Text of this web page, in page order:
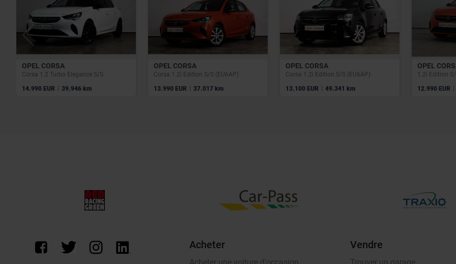
OPEL CORSA
Corsa 1.2 Turbo Elegance S/S
14.990 EUR | 39.946 km
OPEL CORSA
Corsa 1.2i Edition S/S (EU6AP)
13.990 EUR | 37.017 km
OPEL CORSA
Corsa 1.2i Edition S/S (EU6AP)
13.100 EUR | 49.341 km
OPEL
1.2i Edition
12.990 EUR |
Acheter Vendre